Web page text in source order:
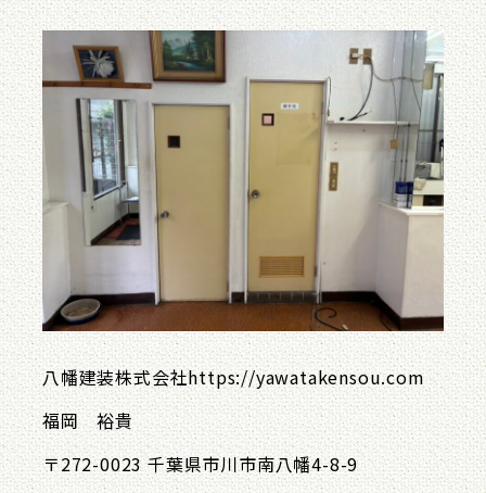
八幡建装株式会社https://yawatakensou.com
福岡 裕貴
〒272-0023 千葉県市川市南八幡4-8-9